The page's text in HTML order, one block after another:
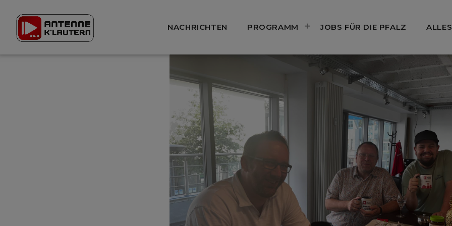
NACHRICHTEN PROGRAMM JOBS FÜR DIE PFALZ